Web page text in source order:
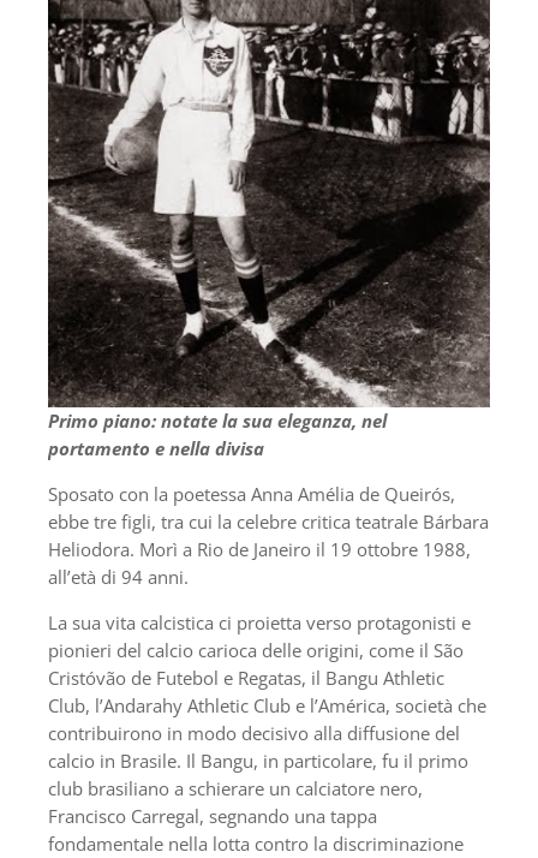
Primo piano: notate la sua eleganza, nel
portamento e nella divisa
Sposato con la poetessa Anna Amélia de Queirós,
ebbe tre figli, tra cui la celebre critica teatrale Bárbara
Heliodora. Morì a Rio de Janeiro il 19 ottobre 1988,
all’età di 94 anni.
La sua vita calcistica ci proietta verso protagonisti e
pionieri del calcio carioca delle origini, come il São
Cristóvão de Futebol e Regatas, il Bangu Athletic
Club, l’Andarahy Athletic Club e l’América, società che
contribuirono in modo decisivo alla diffusione del
calcio in Brasile. Il Bangu, in particolare, fu il primo
club brasiliano a schierare un calciatore nero,
Francisco Carregal, segnando una tappa
fondamentale nella lotta contro la discriminazione